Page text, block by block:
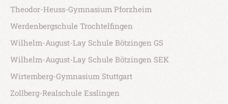
Theodor-Heuss-Gymnasium Pforzheim
Werdenbergschule Trochtelfingen
Wilhelm-August-Lay Schule Bötzingen GS
Wilhelm-August-Lay Schule Bötzingen SEK
Wirtemberg-Gymnasium Stuttgart
Zollberg-Realschule Esslingen